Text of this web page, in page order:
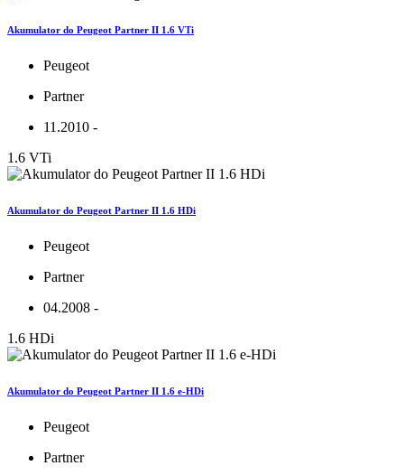
Akumulator do Peugeot Partner II 1.6 VTi
Peugeot
Partner
11.2010 -
1.6 VTi
Akumulator do Peugeot Partner II 1.6 HDi
Peugeot
Partner
04.2008 -
1.6 HDi
Akumulator do Peugeot Partner II 1.6 e-HDi
Peugeot
Partner